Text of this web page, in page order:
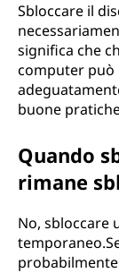
Sbloccare il
significa che
computer può
buone
Quando
rimane
No, sbloccare